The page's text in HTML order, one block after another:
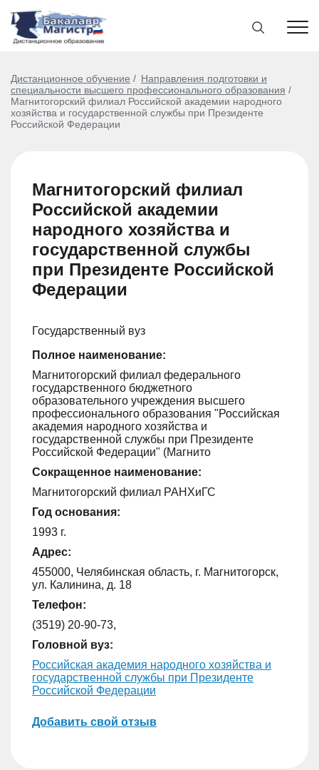
Дистанционное обучение
Направления подготовки и
специальности высшего профессионального образования
Магнитогорский филиал Российской академии народного
хозяйства и государственной службы при Президенте
Российской Федерации
Магнитогорский филиал
Российской академии
народного хозяйства и
государственной службы
при Президенте Российской
Федерации
Государственный вуз
Полное наименование:
Магнитогорский филиал федерального
государственного бюджетного
образовательного учреждения высшего
профессионального образования "Российская
академия народного хозяйства и
государственной службы при Президенте
Российской Федерации" (Магнито
Сокращенное наименование:
Магнитогорский филиал РАНХиГС
Год основания:
1993 г.
Адрес:
455000, Челябинская область, г. Магнитогорск,
ул. Калинина, д. 18
Телефон:
(3519) 20-90-73,
Головной вуз:
Российская академия народного хозяйства и
государственной службы при Президенте
Российской Федерации
Добавить свой отзыв